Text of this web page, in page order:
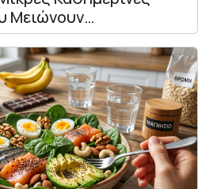
Μειώνουν…